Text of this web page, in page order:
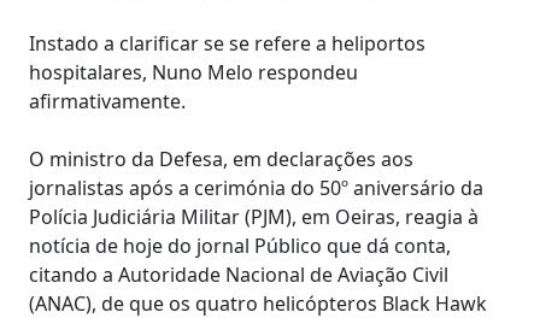
Instado a clarificar se se refere a heliportos
hospitalares, Nuno Melo respondeu
afirmativamente.
O ministro da Defesa, em declarações aos
jornalistas após a cerimónia do 50º aniversário da
Polícia Judiciária Militar (PJM), em Oeiras, reagia à
notícia de hoje do jornal Público que dá conta,
citando a Autoridade Nacional de Aviação Civil
(ANAC), de que os quatro helicópteros Black Hawk